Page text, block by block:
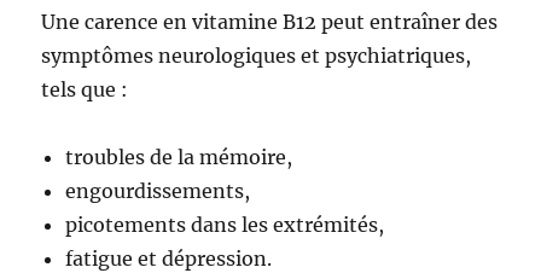
Une carence en vitamine B12 peut entraîner des
symptômes neurologiques et psychiatriques,
tels que :
troubles de la mémoire,
engourdissements,
picotements dans les extrémités,
fatigue et dépression.